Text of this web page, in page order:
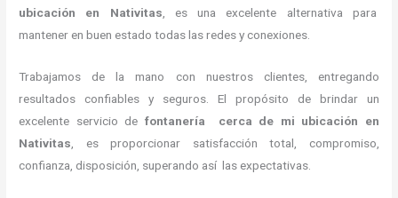
ubicación en Nativitas , es una excelente alternativa para
mantener en buen estado todas las redes y conexiones.
Trabajamos de la mano con nuestros clientes, entregando
resultados confiables y seguros. El propósito de brindar un
excelente servicio de fontanería cerca de mi ubicación en
Nativitas , es proporcionar satisfacción total, compromiso,
confianza, disposición, superando así las expectativas.